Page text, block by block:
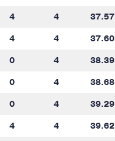
4 4
37.57
4 4
37.60
0 4
38.39
0 4
38.68
0 4
39.29
4 4
39.62